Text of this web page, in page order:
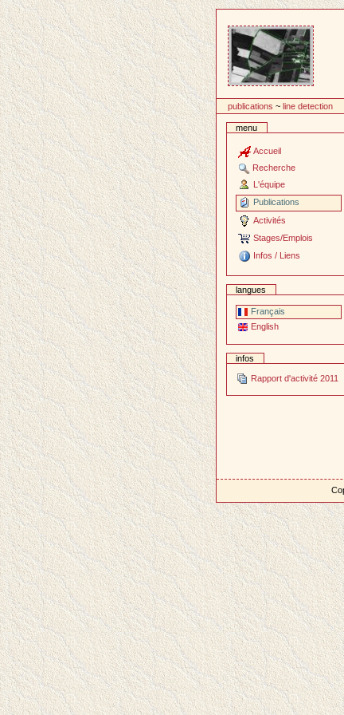
contenu
publications ~line detection
menu
Accueil
Recherche
L'équipe
Publications
Activités
Stages/Emplois
Infos / Liens
langues
Français
English
infos
Rapport d'activité 2011